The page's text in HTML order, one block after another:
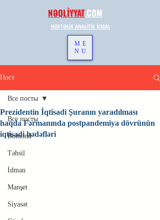
NƏQLİYYAT.COM
HƏFTƏLİK ANALİTİK İCMAL
ME
NU
Пост
Все посты
Bomond
Təhsil
İdman
Manşet
Siyasət
Все посты
Prezidentin İqtisadi Şuranın yaradılması
haqda Fərmanında postpandemiya dövrünün
iqtisadi hədəfləri